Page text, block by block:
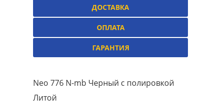
ДОСТАВКА
ОПЛАТА
ГАРАНТИЯ
Neo 776 N-mb Черный с полировкой
Литой